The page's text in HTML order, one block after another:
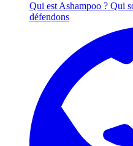
Qui est Ashampoo ? Qui
défendons